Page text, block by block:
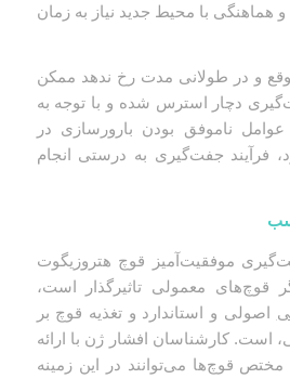
هماهنگی با محیط جدید نیاز به زمان
و در طولانی مدت رخ ندهد ممکن
دچار استرس شده و با توجه به
ناموفق بودن بارورسازی در
جفت‌گیری به درستی انجام
موفقیت‌آمیز قوچ هتروزیگوت
قوچ‌های معمولی تاثیرگذار است،
اصولی و استاندارد و تغذیه قوچ بر
است. کارشناسان افشار ژن با ارائه
قوچ‌ها می‌توانند در این زمینه